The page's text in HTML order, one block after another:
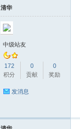
清华
中级站友
172
积分
0
贡献
0
奖励
发消息